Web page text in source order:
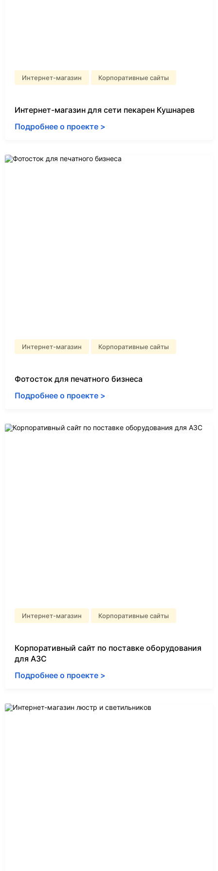
Интернет-магазин Корпоративные сайты
Интернет-магазин для сети пекарен Кушнарев
Подробнее о проекте >
Интернет-магазин Корпоративные сайты
Фотосток для печатного бизнеса
Подробнее о проекте >
Интернет-магазин Корпоративные сайты
Корпоративный сайт по поставке оборудования
для АЗС
Подробнее о проекте >